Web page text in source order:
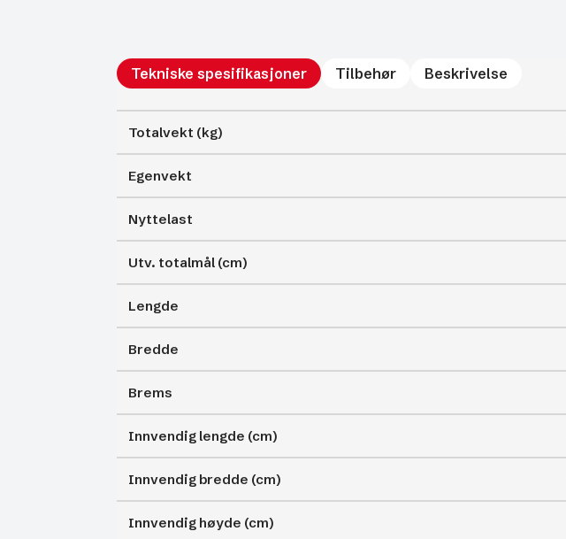
Tekniske spesifikasjoner Tilbehør Beskrivelse
Totalvekt (kg)
Egenvekt
Nyttelast
Utv. totalmål (cm)
Lengde
Bredde
Brems
Innvendig lengde (cm)
Innvendig bredde (cm)
Innvendig høyde (cm)